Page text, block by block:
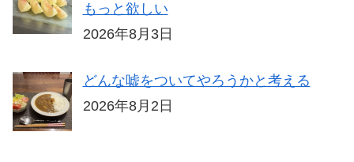
もっと欲しい
2026年8月3日
どんな嘘をついてやろうかと考える
2026年8月2日